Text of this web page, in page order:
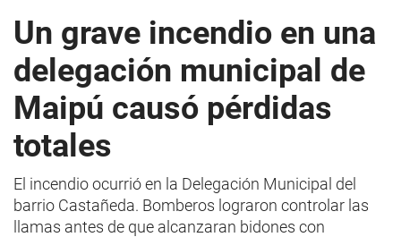
Un grave incendio en una
delegación municipal de
Maipú causó pérdidas
totales
El incendio ocurrió en la Delegación Municipal del
barrio Castañeda. Bomberos lograron controlar las
llamas antes de que alcanzaran bidones con